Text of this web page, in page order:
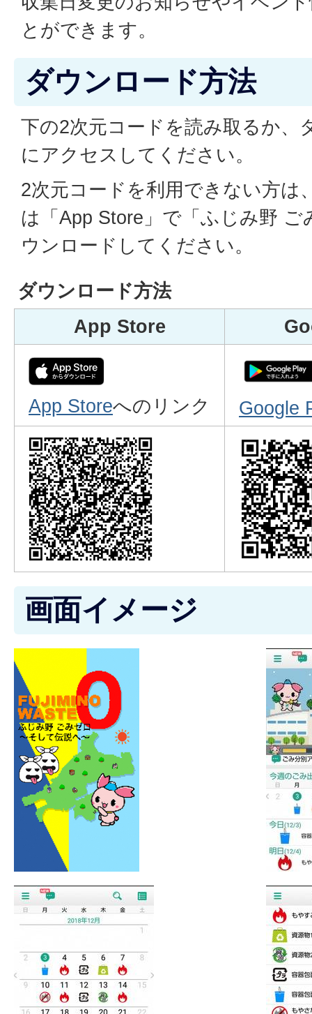
とができます。
ダウンロード方法
下の2次元コードを読み取るか、
にアクセスしてください。
2次元コードを利用できない方は
は「App Store」で「ふじみ野 ご
ウンロードしてください。
App Store
ダウンロード方法
App Storeへのリンク Google
画面イメージ